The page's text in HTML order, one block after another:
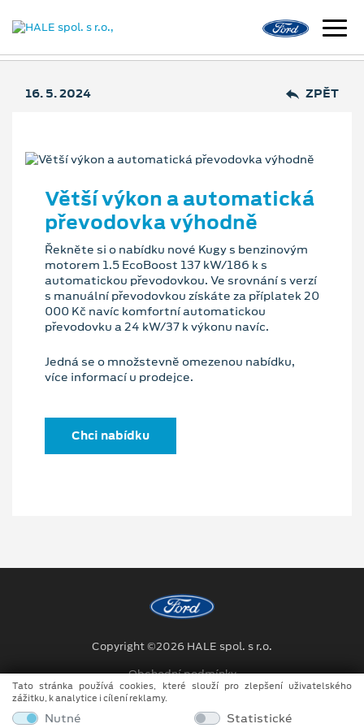
16. 5. 2024 ZPĚT
Větší výkon a automatická
převodovka výhodně
Řekněte si o nabídku nové Kugy s benzinovým
motorem 1.5 EcoBoost 137 kW/186 k s
automatickou převodovkou. Ve srovnání s verzí
s manuální převodovkou získáte za příplatek 20
000 Kč navíc komfortní automatickou
převodovku a 24 kW/37 k výkonu navíc.
Jedná se o množstevně omezenou nabídku,
více informací u prodejce.
Chci nabídku
Copyright ©2026 HALE spol. s r.o.
Obchodní podmínky
Ochrana osobních údajů
Tato stránka používá cookies, které slouží pro zlepšení uživatelského
zážitku, k analytice i cílení reklamy.
Nutné Statistické